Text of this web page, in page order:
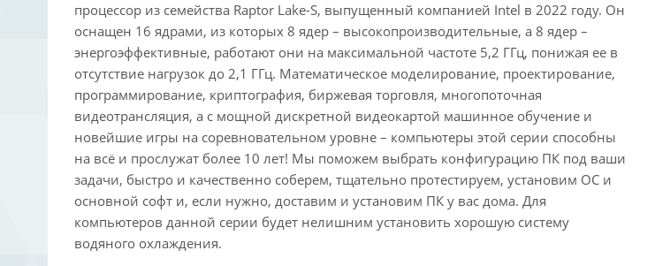
процессор из семейства Raptor Lake-S, выпущенный компанией Intel в 2022 году. Он
оснащен 16 ядрами, из которых 8 ядер – высокопроизводительные, а 8 ядер –
энергоэффективные, работают они на максимальной частоте 5,2 ГГц, понижая ее в
отсутствие нагрузок до 2,1 ГГц. Математическое моделирование, проектирование,
программирование, криптография, биржевая торговля, многопоточная
видеотрансляция, а с мощной дискретной видеокартой машинное обучение и
новейшие игры на соревновательном уровне – компьютеры этой серии способны
на всё и прослужат более 10 лет! Мы поможем выбрать конфигурацию ПК под ваши
задачи, быстро и качественно соберем, тщательно протестируем, установим ОС и
основной софт и, если нужно, доставим и установим ПК у вас дома. Для
компьютеров данной серии будет нелишним установить хорошую систему
водяного охлаждения.